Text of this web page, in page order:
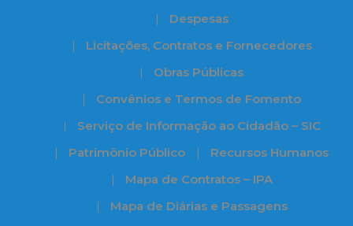
Despesas
Licitações, Contratos e Fornecedores
Obras Públicas
Convênios e Termos de Fomento
Serviço de Informação ao Cidadão – SIC
Patrimônio Público
Recursos Humanos
Mapa de Contratos – IPA
Mapa de Diárias e Passagens